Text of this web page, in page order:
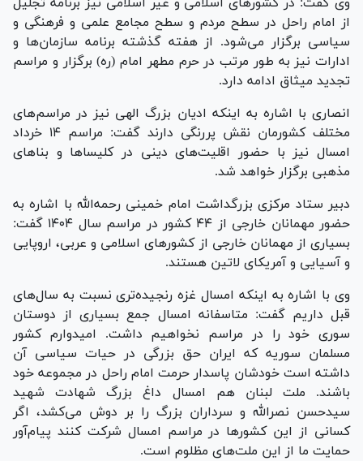
از امام راحل در سطح مردم و سطح مجامع علمی و فرهنگی و
سیاسی برگزار می‌شود. از هفته گذشته برنامه سازمان‌ها و
ادارات نیز به طور مرتب در حرم مطهر امام (ره) برگزار و مراسم
تجدید میثاق ادامه دارد.
انصاری با اشاره به اینکه ادیان بزرگ الهی نیز در مراسم‌های
مختلف کشورمان نقش پررنگی دارند گفت: مراسم ۱۴ خرداد
امسال نیز با حضور اقلیت‌های دینی در کلیسا‌ها و بنا‌های
مذهبی برگزار خواهد شد.
دبیر ستاد مرکزی بزرگداشت امام خمینی رحمه‌الله با اشاره به
حضور مهمانان خارجی از ۴۴ کشور در مراسم سال ۱۴۰۴ گفت:
بسیاری از مهمانان خارجی از کشور‌های اسلامی و عربی، اروپایی
و آسیایی و آمریکای لاتین هستند.
وی با اشاره به اینکه امسال غزه رنجیده‌تری نسبت به سال‌های
قبل داریم گفت: متاسفانه امسال جمع بسیاری از دوستان
سوری خود را در مراسم نخواهیم داشت. امیدوارم کشور
مسلمان سوریه که ایران حق بزرگی در حیات سیاسی آن
داشته است خودشان پاسدار حرمت امام راحل در مجموعه خود
باشند. ملت لبنان هم امسال داغ بزرگ شهادت شهید
سیدحسن نصرالله و سرداران بزرگ را بر دوش می‌کشد، اگر
کسانی از این کشور‌ها در مراسم امسال شرکت کنند پیام‌آور
حمایت ما از این ملت‌های مظلوم است.